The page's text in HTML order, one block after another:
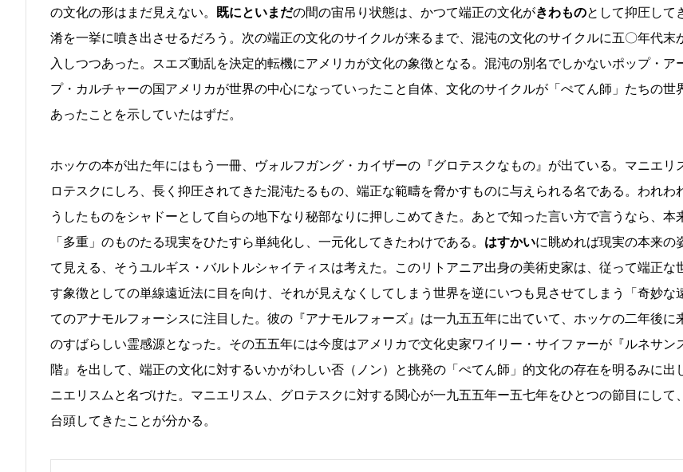
の文化の形はまだ見えない。 既にといまだの間の宙吊り状態は、かつて端正の文化がきわものとして抑圧して
淆を一挙に噴き出させるだろう。次の端正の文化のサイクルが来るまで、混沌の文化のサイクルに五〇年代末
入しつつあった。スエズ動乱を決定的転機にアメリカが文化の象徴となる。混沌の別名でしかないポップ・ア
プ・カルチャーの国アメリカが世界の中心になっていったこと自体、文化のサイクルが「ぺてん師」たちの世
あったことを示していたはずだ。
ホッケの本が出た年にはもう一冊、ヴォルフガング・カイザーの『グロテスクなもの』が出ている。マニエリ
ロテスクにしろ、長く抑圧されてきた混沌たるもの、端正な範疇を脅かすものに与えられる名である。われわ
うしたものをシャドーとして自らの地下なり秘部なりに押しこめてきた。あとで知った言い方で言うなら、本
「多重」のものたる現実をひたすら単純化し、一元化してきたわけである。 はすかいに眺めれば現実の本来の
て見える、そうユルギス・バルトルシャイティスは考えた。このリトアニア出身の美術史家は、従って端正な
す象徴としての単線遠近法に目を向け、それが見えなくしてしまう世界を逆にいつも見させてしまう「奇妙な
てのアナモルフォーシスに注目した。彼の『アナモルフォーズ』は一九五五年に出ていて、ホッケの二年後に
のすばらしい霊感源となった。その五五年には今度はアメリカで文化史家ワイリー・サイファーが『ルネサン
階』を出して、端正の文化に対するいかがわしい否（ノン）と挑発の「ぺてん師」的文化の存在を明るみに出
ニエリスムと名づけた。マニエリスム、グロテスクに対する関心が一九五五年ー五七年をひとつの節目にして
台頭してきたことが分かる。